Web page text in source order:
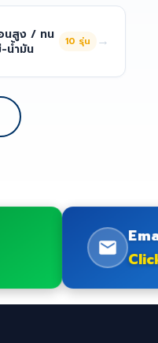
นสูง / ทน
-น้ำมัน
10 รุ่น →